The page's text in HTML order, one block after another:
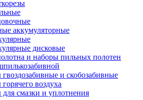
аккумуляторные
дисковые
и наборы пильных полотен
и скобозабивные
воздуха
смазки и уплотнения